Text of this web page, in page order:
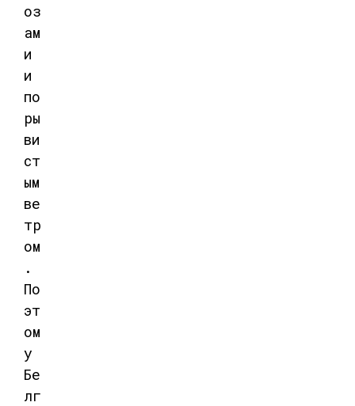
оз
ам
и
и
по
ры
ви
ст
ым
ве
тр
ом
.
По
эт
ом
у
Бе
лг